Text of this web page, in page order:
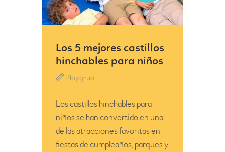
Los 5 mejores castillos
hinchables para niños
Playgrup
Los castillos hinchables para
niños se han convertido en una
de las atracciones favoritas en
fiestas de cumpleaños, parques y